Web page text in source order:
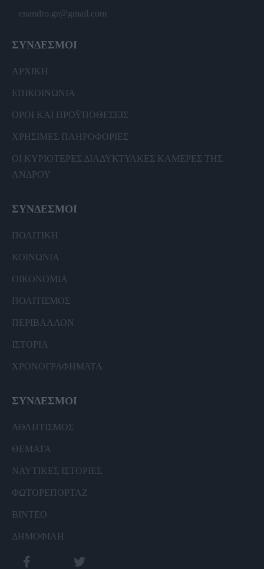
enandro.gr@gmail.com
ΣΥΝΔΕΣΜΟΙ
ΑΡΧΙΚΗ
ΕΠΙΚΟΙΝΩΝΙΑ
ΟΡΟΙ ΚΑΙ ΠΡΟΫΠΟΘΕΣΕΙΣ
ΧΡΗΣΙΜΕΣ ΠΛΗΡΟΦΟΡΙΕΣ
ΟΙ ΚΥΡΙΟΤΕΡΕΣ ΔΙΑΔΥΚΤΥΑΚΕΣ ΚΑΜΕΡΕΣ ΤΗΣ
ΑΝΔΡΟΥ
ΣΥΝΔΕΣΜΟΙ
ΠΟΛΙΤΙΚΗ
ΚΟΙΝΩΝΙΑ
ΟΙΚΟΝΟΜΙΑ
ΠΟΛΙΤΙΣΜΟΣ
ΠΕΡΙΒΑΛΛΟΝ
ΙΣΤΟΡΙΑ
ΧΡΟΝΟΓΡΑΦΗΜΑΤΑ
ΣΥΝΔΕΣΜΟΙ
ΑΘΛΗΤΙΣΜΟΣ
ΘΕΜΑΤΑ
ΝΑΥΤΙΚΕΣ ΙΣΤΟΡΙΕΣ
ΦΩΤΟΡΕΠΟΡΤΑΖ
ΒΙΝΤΕΟ
ΔΗΜΟΦΙΛΗ